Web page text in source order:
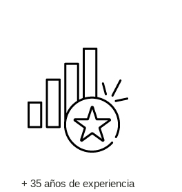
+ 35 años de experiencia